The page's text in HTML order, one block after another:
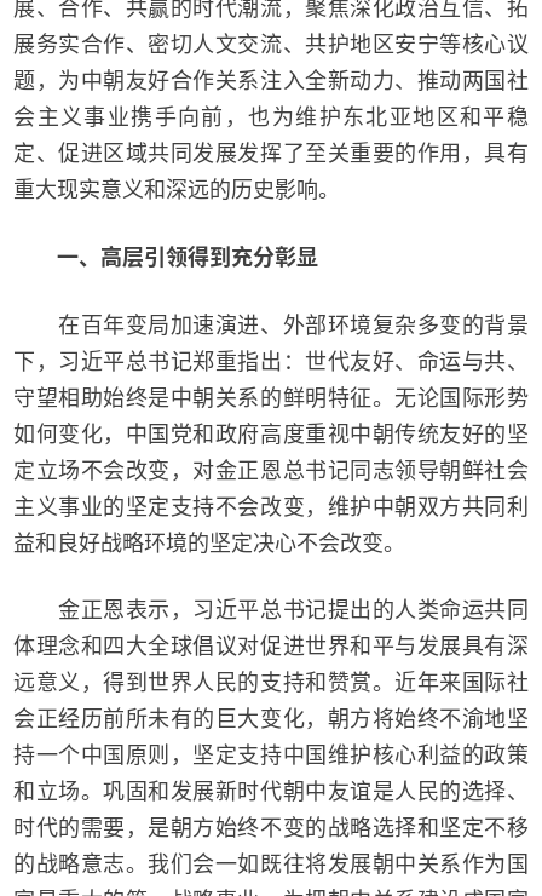
展、合作、共赢的时代潮流，聚焦深化政治互信、拓
展务实合作、密切人文交流、共护地区安宁等核心议
题，为中朝友好合作关系注入全新动力、推动两国社
会主义事业携手向前，也为维护东北亚地区和平稳
定、促进区域共同发展发挥了至关重要的作用，具有
重大现实意义和深远的历史影响。
一、高层引领得到充分彰显
在百年变局加速演进、外部环境复杂多变的背景
下，习近平总书记郑重指出：世代友好、命运与共、
守望相助始终是中朝关系的鲜明特征。无论国际形势
如何变化，中国党和政府高度重视中朝传统友好的坚
定立场不会改变，对金正恩总书记同志领导朝鲜社会
主义事业的坚定支持不会改变，维护中朝双方共同利
益和良好战略环境的坚定决心不会改变。
金正恩表示，习近平总书记提出的人类命运共同
体理念和四大全球倡议对促进世界和平与发展具有深
远意义，得到世界人民的支持和赞赏。近年来国际社
会正经历前所未有的巨大变化，朝方将始终不渝地坚
持一个中国原则，坚定支持中国维护核心利益的政策
和立场。巩固和发展新时代朝中友谊是人民的选择、
时代的需要，是朝方始终不变的战略选择和坚定不移
的战略意志。我们会一如既往将发展朝中关系作为国